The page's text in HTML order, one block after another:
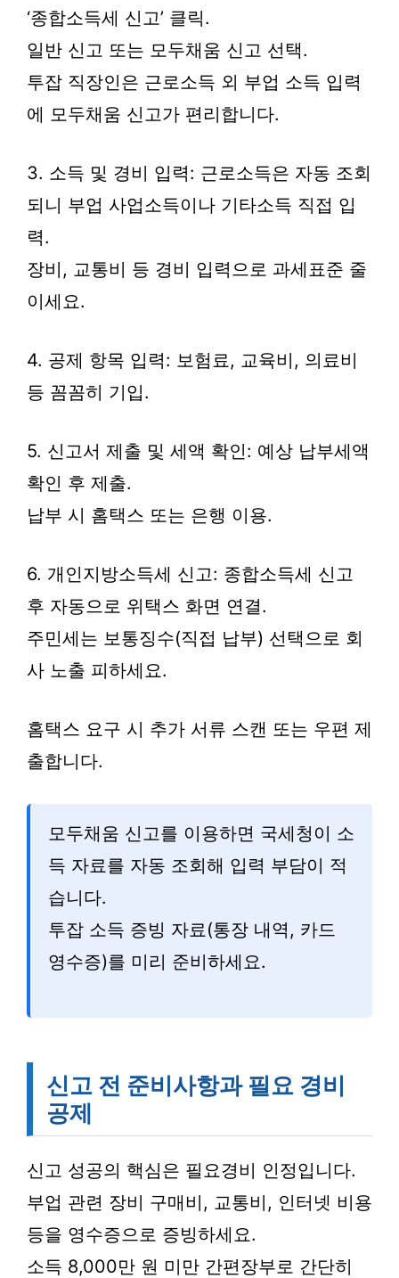
‘종합소득세 신고’ 클릭.
일반 신고 또는 모두채움 신고 선택.
투잡 직장인은 근로소득 외 부업 소득 입력
에 모두채움 신고가 편리합니다.
3. 소득 및 경비 입력: 근로소득은 자동 조회
되니 부업 사업소득이나 기타소득 직접 입
력.
장비, 교통비 등 경비 입력으로 과세표준 줄
이세요.
4. 공제 항목 입력: 보험료, 교육비, 의료비
등 꼼꼼히 기입.
5. 신고서 제출 및 세액 확인: 예상 납부세액
확인 후 제출.
납부 시 홈택스 또는 은행 이용.
6. 개인지방소득세 신고: 종합소득세 신고
후 자동으로 위택스 화면 연결.
주민세는 보통징수(직접 납부) 선택으로 회
사 노출 피하세요.
홈택스 요구 시 추가 서류 스캔 또는 우편 제
출합니다.
모두채움 신고를 이용하면 국세청이 소
득 자료를 자동 조회해 입력 부담이 적
습니다.
투잡 소득 증빙 자료(통장 내역, 카드
영수증)를 미리 준비하세요.
신고 전 준비사항과 필요 경비
공제
신고 성공의 핵심은 필요경비 인정입니다.
부업 관련 장비 구매비, 교통비, 인터넷 비용
등을 영수증으로 증빙하세요.
소득 8,000만 원 미만 간편장부로 간단히